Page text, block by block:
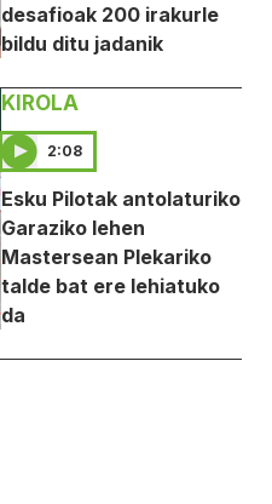
desafioak 200 irakurle
bildu ditu jadanik
KIROLA
2:08
Esku Pilotak antolaturiko
Garaziko lehen
Mastersean Plekariko
talde bat ere lehiatuko
da